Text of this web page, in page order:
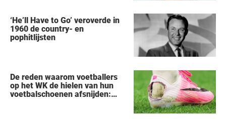
‘He’ll Have to Go’ veroverde in
1960 de country- en
pophitlijsten
De reden waarom voetballers
op het WK de hielen van hun
voetbalschoenen afsnijden: